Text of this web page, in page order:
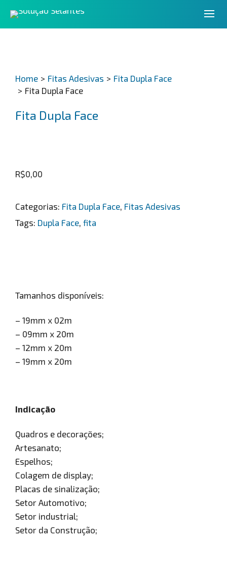
Home > Fitas Adesivas > Fita Dupla Face
> Fita Dupla Face
Fita Dupla Face
R$0,00
Categorias: Fita Dupla Face, Fitas Adesivas
Tags: Dupla Face, fita
Tamanhos disponíveis:
– 19mm x 02m
– 09mm x 20m
– 12mm x 20m
– 19mm x 20m
Indicação
Quadros e decorações;
Artesanato;
Espelhos;
Colagem de display;
Placas de sinalização;
Setor Automotivo;
Setor industrial;
Setor da Construção;